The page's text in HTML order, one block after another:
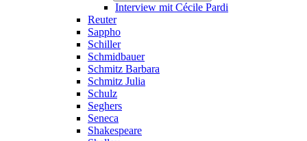
Interview mit Cécile Pardi
Reuter
Sappho
Schiller
Schmidbauer
Schmitz Barbara
Schmitz Julia
Schulz
Seghers
Seneca
Shakespeare